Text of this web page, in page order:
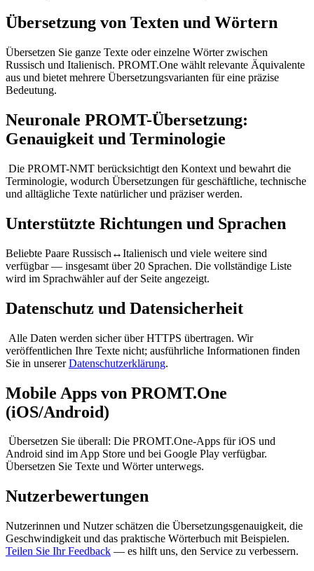
Übersetzung von Texten und Wörtern
Übersetzen Sie ganze Texte oder einzelne Wörter zwischen
Russisch und Italienisch. PROMT.One wählt relevante Äquivalente
aus und bietet mehrere Übersetzungsvarianten für eine präzise
Bedeutung.
Neuronale PROMT-Übersetzung:
Genauigkeit und Terminologie
Die PROMT-NMT berücksichtigt den Kontext und bewahrt die
Terminologie, wodurch Übersetzungen für geschäftliche, technische
und alltägliche Texte natürlicher und präziser werden.
Unterstützte Richtungen und Sprachen
Beliebte Paare Russisch↔Italienisch und viele weitere sind
verfügbar — insgesamt über 20 Sprachen. Die vollständige Liste
wird im Sprachwähler auf der Seite angezeigt.
Datenschutz und Datensicherheit
Alle Daten werden sicher über HTTPS übertragen. Wir
veröffentlichen Ihre Texte nicht; ausführliche Informationen finden
Sie in unsererDatenschutzerklärung.
Mobile Apps von PROMT.One
(iOS/Android)
Übersetzen Sie überall: Die PROMT.One-Apps für iOS und
Android sind im App Store und bei Google Play verfügbar.
Übersetzen Sie Texte und Wörter unterwegs.
Nutzerbewertungen
Nutzerinnen und Nutzer schätzen die Übersetzungsgenauigkeit, die
Geschwindigkeit und das praktische Wörterbuch mit Beispielen.
Teilen Sie Ihr Feedback — es hilft uns, den Service zu verbessern.